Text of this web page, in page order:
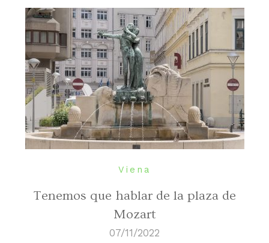
Viena
Tenemos que hablar de la plaza de
Mozart
07/11/2022